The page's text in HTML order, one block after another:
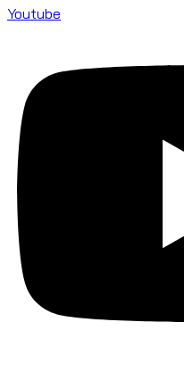
Youtube